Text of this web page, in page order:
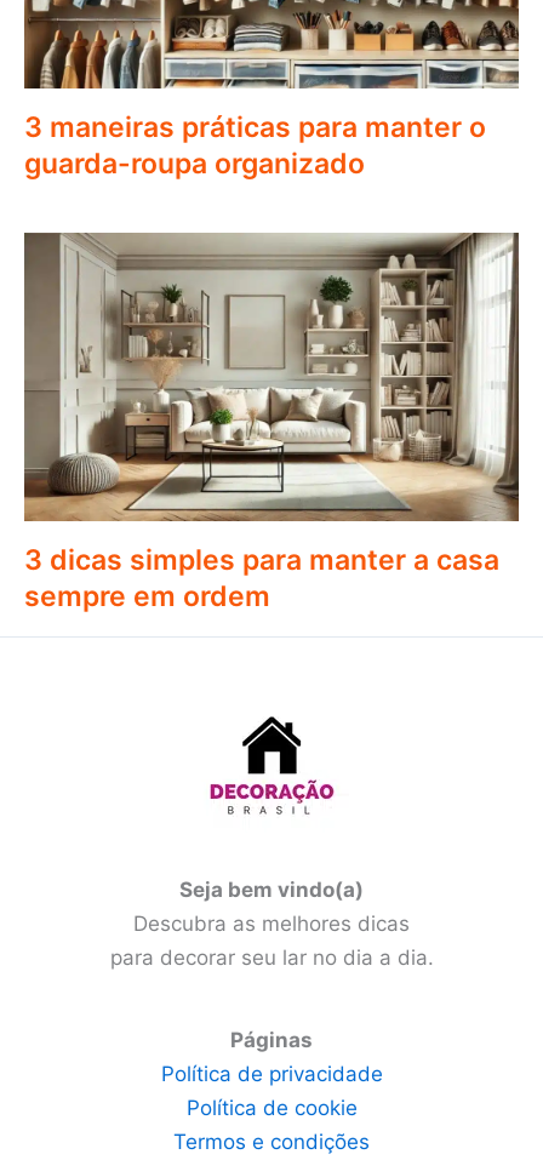
3 maneiras práticas para manter o
guarda-roupa organizado
3 dicas simples para manter a casa
sempre em ordem
Seja bem vindo(a)
Descubra as melhores dicas
para decorar seu lar no dia a dia.
Páginas
Política de privacidade
Política de cookie
Termos e condições